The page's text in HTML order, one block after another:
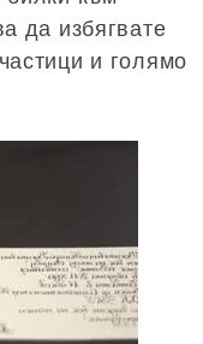
да избягвате
и голямо